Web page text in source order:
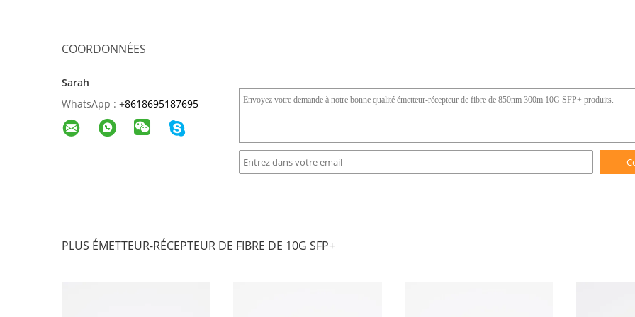
COORDONNÉES
Sarah
WhatsApp : +8618695187695
PLUS ÉMETTEUR-RÉCEPTEUR DE FIBRE DE 10G SFP+